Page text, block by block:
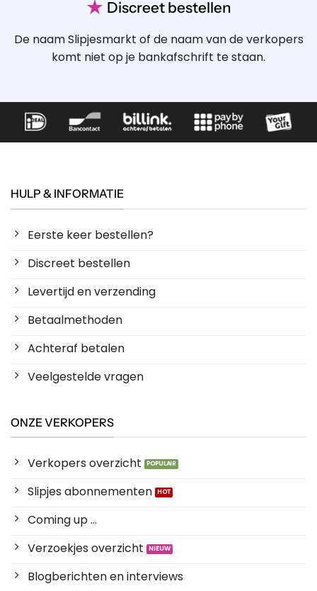
★ Discreet bestellen
De naam Slipjesmarkt of de naam van de verkopers
komt niet op je bankafschrift te staan.
HULP & INFORMATIE
Eerste keer bestellen?
Discreet bestellen
Levertijd en verzending
Betaalmethoden
Achteraf betalen
Veelgestelde vragen
ONZE VERKOPERS
Verkopers overzicht
Slipjes abonnementen
Coming up ...
Verzoekjes overzicht
Blogberichten en interviews